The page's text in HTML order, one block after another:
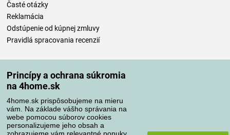
Princípy a ochrana súkromia
na 4home.sk
4home.sk prispôsobujeme na mieru
vám. Na základe vášho správania na
webe pomocou súborov cookies
personalizujeme jeho obsah a
Časté otázky
Reklamácia
Odstúpenie od kúpnej zmluvy
Pravidlá spracovania recenzií
Spôsoby platby